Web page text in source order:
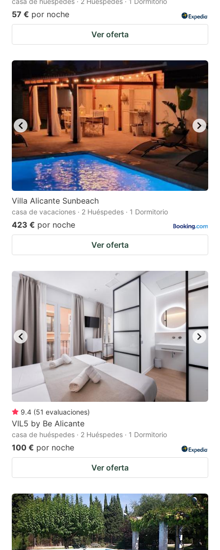
57 € por noche
Ver oferta
Villa Alicante Sunbeach
casa de vacaciones · 2 Huéspedes · 1 Dormitorio
423 € por noche
Ver oferta
9.4 (51 evaluaciones)
VIL5 by Be Alicante
casa de huéspedes · 2 Huéspedes · 1 Dormitorio
100 € por noche
Ver oferta